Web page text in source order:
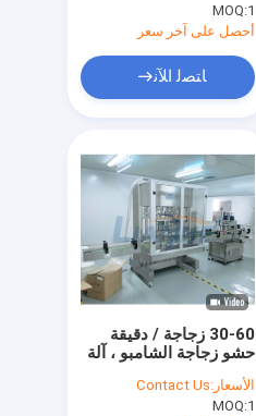
MOQ:1
أحصل على آخر سعر
ﺎﺘﺼﻟ ﺍﻶﻧ
30-60 زجاجة / دقيقة
حشو زجاجة الشامبو ، آلة
السائل SUS316L
الأسعار:Contact Us
MOQ:1